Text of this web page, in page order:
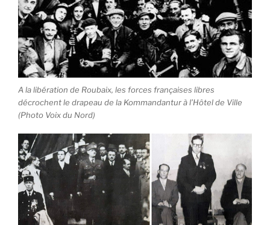
A la libération de Roubaix, les forces françaises libres
décrochent le drapeau de la Kommandantur à l’Hôtel de Ville
(Photo Voix du Nord)